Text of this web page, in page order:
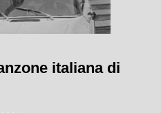
italiana di